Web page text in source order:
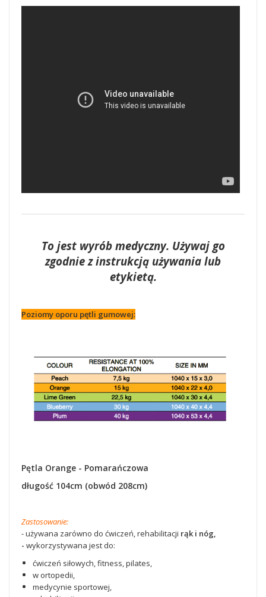
To jest wyrób medyczny. Używaj go
zgodnie z instrukcją używania lub
etykietą.
Poziomy oporu pętli gumowej:
Pętla Orange - Pomarańczowa
długość 104cm (obwód 208cm)
Zastosowanie:
- używana zarówno do ćwiczeń, rehabilitacji rąk i nóg,
- wykorzystywana jest do:
ćwiczeń siłowych, fitness, pilates,
w ortopedii,
medycynie sportowej,